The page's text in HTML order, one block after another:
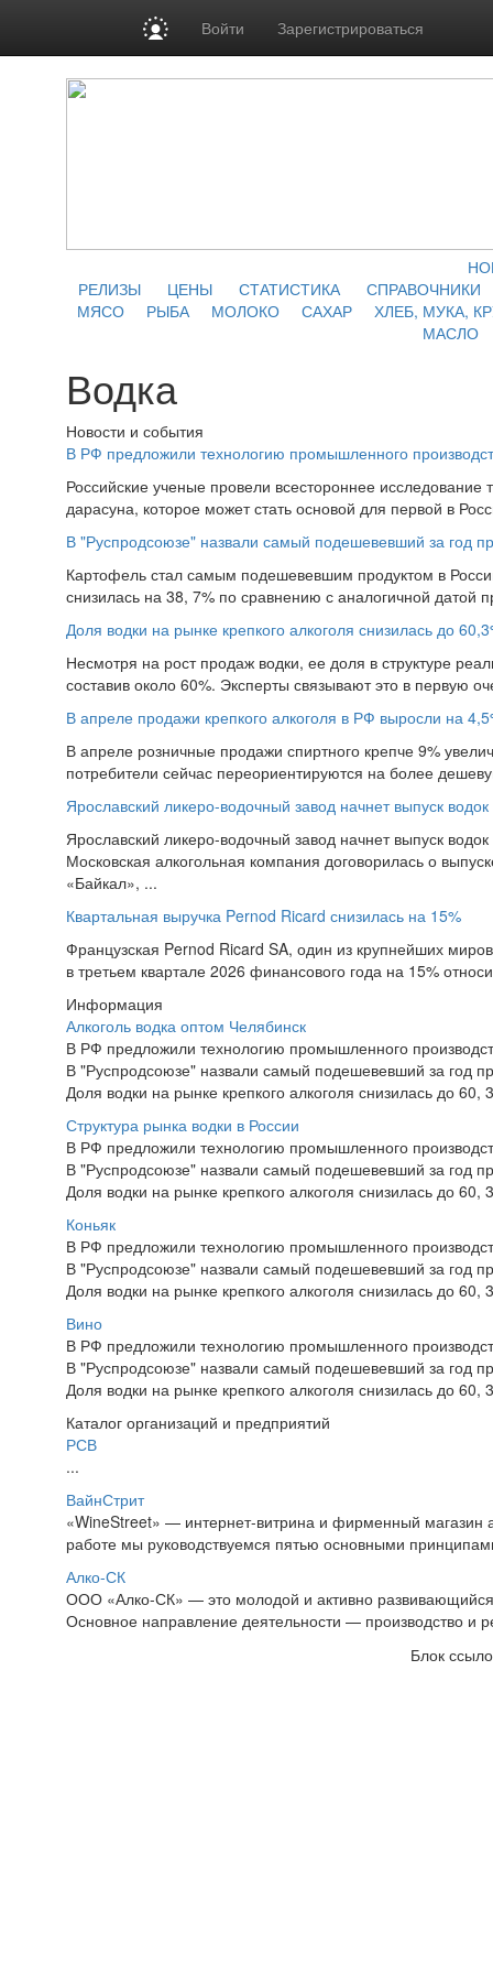
Войти Зарегистрироваться
РЕЛИЗЫ
ЦЕНЫ СТАТИСТИКА
СПРАВОЧНИКИ
МЯСО
РЫБА МОЛОКО САХАР
ХЛЕБ, МУКА,
МАСЛО
Водка
Новости и события
В РФ предложили технологию промышленного
Российские ученые провели всестороннее исследование
дарасуна, которое может стать основой для первой в
В "Руспродсоюзе" назвали самый подешевевший за год
Картофель стал самым подешевевшим продуктом в
снизилась на 38, 7% по сравнению с аналогичной датой
Доля водки на рынке крепкого алкоголя снизилась до
Несмотря на рост продаж водки, ее доля в структуре
составив около 60%. Эксперты связывают это в первую
В апреле продажи крепкого алкоголя в РФ выросли на
В апреле розничные продажи спиртного крепче 9%
потребители сейчас переориентируются на более
Ярославский ликеро-водочный завод начнет выпуск
Ярославский ликеро-водочный завод начнет выпуск
Московская алкогольная компания договорилась о
«Байкал», ...
Квартальная выручка Pernod Ricard снизилась на 15%
Французская Pernod Ricard SA, один из крупнейших
в третьем квартале 2026 финансового года на 15%
Информация
Алкоголь водка оптом Челябинск
В РФ предложили технологию промышленного
В "Руспродсоюзе" назвали самый подешевевший за год
Доля водки на рынке крепкого алкоголя снизилась до 60,
Структура рынка водки в России
В РФ предложили технологию промышленного
В "Руспродсоюзе" назвали самый подешевевший за год
Доля водки на рынке крепкого алкоголя снизилась до 60,
Коньяк
В РФ предложили технологию промышленного
В "Руспродсоюзе" назвали самый подешевевший за год
Доля водки на рынке крепкого алкоголя снизилась до 60,
Вино
В РФ предложили технологию промышленного
В "Руспродсоюзе" назвали самый подешевевший за год
Доля водки на рынке крепкого алкоголя снизилась до 60,
Каталог организаций и предприятий
РСВ
...
ВайнСтрит
«WineStreet» — интернет-витрина и фирменный магазин
работе мы руководствуемся пятью основными
Алко-СК
ООО «Алко-СК» — это молодой и активно
Основное направление деятельности — производство и
Блок